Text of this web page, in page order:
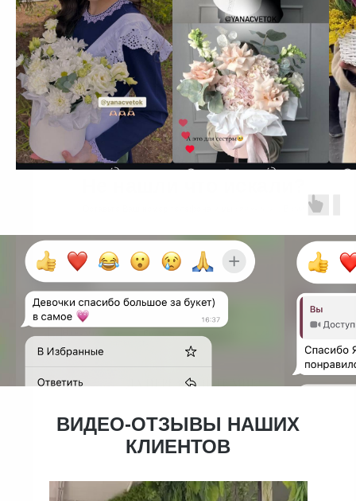
ВИДЕО-ОТЗЫВЫ НАШИХ
КЛИЕНТОВ